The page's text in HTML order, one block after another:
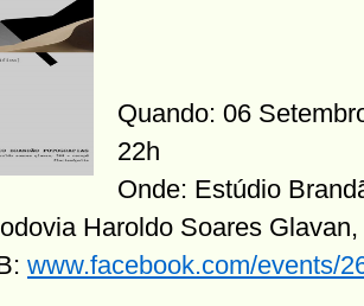
Quando: 06
22h
Onde: Estúdio
Haroldo Soares
www.facebook.com/events/